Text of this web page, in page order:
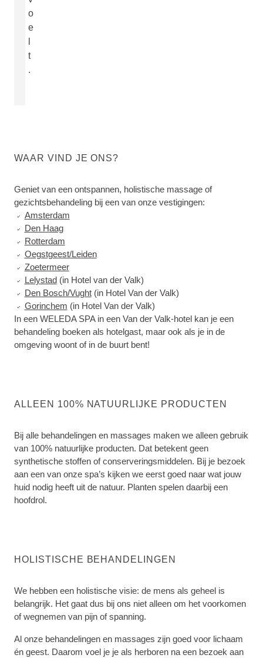
o
e
t
.
WAAR VIND JE ONS?
Geniet van een ontspannen, holistische massage of
gezichtsbehandeling bij een van onze vestigingen:
Amsterdam
Den Haag
Rotterdam
Oegstgeest/Leiden
Zoetermeer
Lelystad(in Hotel van der Valk)
Den Bosch/Vught(in Hotel Van der Valk)
Gorinchem (in Hotel Van der Valk)
In een WELEDA SPA in een Van der Valk-hotel kan je een
behandeling boeken als hotelgast, maar ook als je in de
omgeving woont of in de buurt bent!
ALLEEN 100% NATUURLIJKE PRODUCTEN
Bij alle behandelingen en massages maken we alleen gebruik
van 100% natuurlijke producten. Dat betekent geen
synthetische stoffen of conserveringsmiddelen. Bij je bezoek
aan een van onze spa’s kijken we eerst goed naar wat jouw
huid nodig heeft uit de natuur. Planten spelen daarbij een
hoofdrol.
HOLISTISCHE BEHANDELINGEN
We hebben een holistische visie: de mens als geheel is
belangrijk. Het gaat dus bij ons niet alleen om het voorkomen
of wegnemen van pijn of spanning.
Al onze behandelingen en massages zijn goed voor lichaam
én geest. Daarom voel je je als herboren na een bezoek aan